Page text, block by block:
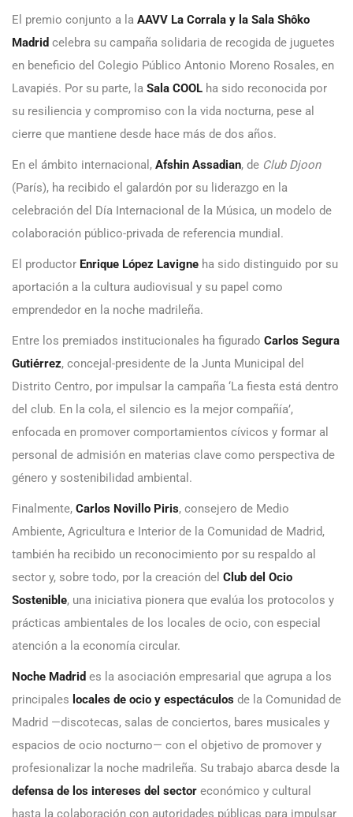
El premio conjunto a la AAVV La Corrala y la Sala Shôko
Madrid celebra su campaña solidaria de recogida de juguetes
en beneficio del Colegio Público Antonio Moreno Rosales, en
Lavapiés. Por su parte, la Sala COOL ha sido reconocida por
su resiliencia y compromiso con la vida nocturna, pese al
cierre que mantiene desde hace más de dos años.
En el ámbito internacional, Afshin Assadian, de Club Djoon
(París), ha recibido el galardón por su liderazgo en la
celebración del Día Internacional de la Música, un modelo de
colaboración público-privada de referencia mundial.
El productor Enrique López Lavigne ha sido distinguido por su
aportación a la cultura audiovisual y su papel como
emprendedor en la noche madrileña.
Entre los premiados institucionales ha figurado Carlos Segura
Gutiérrez, concejal-presidente de la Junta Municipal del
Distrito Centro, por impulsar la campaña ‘La fiesta está dentro
del club. En la cola, el silencio es la mejor compañía’,
enfocada en promover comportamientos cívicos y formar al
personal de admisión en materias clave como perspectiva de
género y sostenibilidad ambiental.
Finalmente, Carlos Novillo Piris, consejero de Medio
Ambiente, Agricultura e Interior de la Comunidad de Madrid,
también ha recibido un reconocimiento por su respaldo al
sector y, sobre todo, por la creación del Club del Ocio
Sostenible, una iniciativa pionera que evalúa los protocolos y
prácticas ambientales de los locales de ocio, con especial
atención a la economía circular.
Noche Madrid es la asociación empresarial que agrupa a los
principales locales de ocio y espectáculos de la Comunidad de
Madrid —discotecas, salas de conciertos, bares musicales y
espacios de ocio nocturno— con el objetivo de promover y
profesionalizar la noche madrileña. Su trabajo abarca desde la
defensa de los intereses del sector económico y cultural
hasta la colaboración con autoridades públicas para impulsar